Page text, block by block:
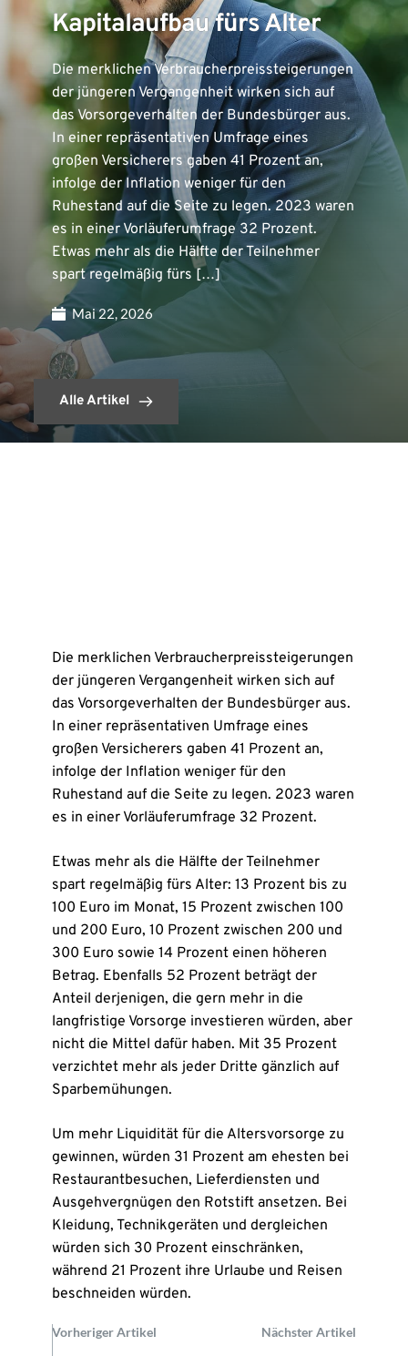
Kapitalaufbau fürs Alter
Die merklichen Verbraucherpreissteigerungen
der jüngeren Vergangenheit wirken sich auf
das Vorsorgeverhalten der Bundesbürger aus.
In einer repräsentativen Umfrage eines
großen Versicherers gaben 41 Prozent an,
infolge der Inflation weniger für den
Ruhestand auf die Seite zu legen. 2023 waren
es in einer Vorläuferumfrage 32 Prozent.
Etwas mehr als die Hälfte der Teilnehmer
spart regelmäßig fürs […]
Mai 22, 2026
Alle Artikel
Die merklichen Verbraucherpreissteigerungen
der jüngeren Vergangenheit wirken sich auf
das Vorsorgeverhalten der Bundesbürger aus.
In einer repräsentativen Umfrage eines
großen Versicherers gaben 41 Prozent an,
infolge der Inflation weniger für den
Ruhestand auf die Seite zu legen. 2023 waren
es in einer Vorläuferumfrage 32 Prozent.
Etwas mehr als die Hälfte der Teilnehmer
spart regelmäßig fürs Alter: 13 Prozent bis zu
100 Euro im Monat, 15 Prozent zwischen 100
und 200 Euro, 10 Prozent zwischen 200 und
300 Euro sowie 14 Prozent einen höheren
Betrag. Ebenfalls 52 Prozent beträgt der
Anteil derjenigen, die gern mehr in die
langfristige Vorsorge investieren würden, aber
nicht die Mittel dafür haben. Mit 35 Prozent
verzichtet mehr als jeder Dritte gänzlich auf
Sparbemühungen.
Um mehr Liquidität für die Altersvorsorge zu
gewinnen, würden 31 Prozent am ehesten bei
Restaurantbesuchen, Lieferdiensten und
Ausgehvergnügen den Rotstift ansetzen. Bei
Kleidung, Technikgeräten und dergleichen
würden sich 30 Prozent einschränken,
während 21 Prozent ihre Urlaube und Reisen
beschneiden würden.
Vorheriger Artikel Nächster Artikel